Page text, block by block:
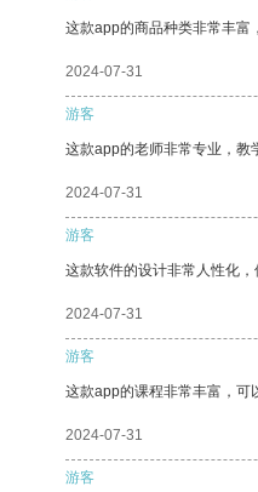
这款app的商品种类非常丰富
2024-07-31
游客
这款app的老师非常专业，教
2024-07-31
游客
这款软件的设计非常人性化，
2024-07-31
游客
这款app的课程非常丰富，可
2024-07-31
游客